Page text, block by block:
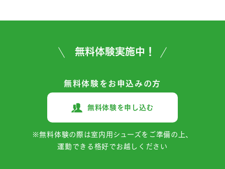
無料体験実施中！
無料体験をお申込みの方
無料体験を申し込む
※無料体験の際は室内用シューズをご準備の上、
運動できる格好でお越しください